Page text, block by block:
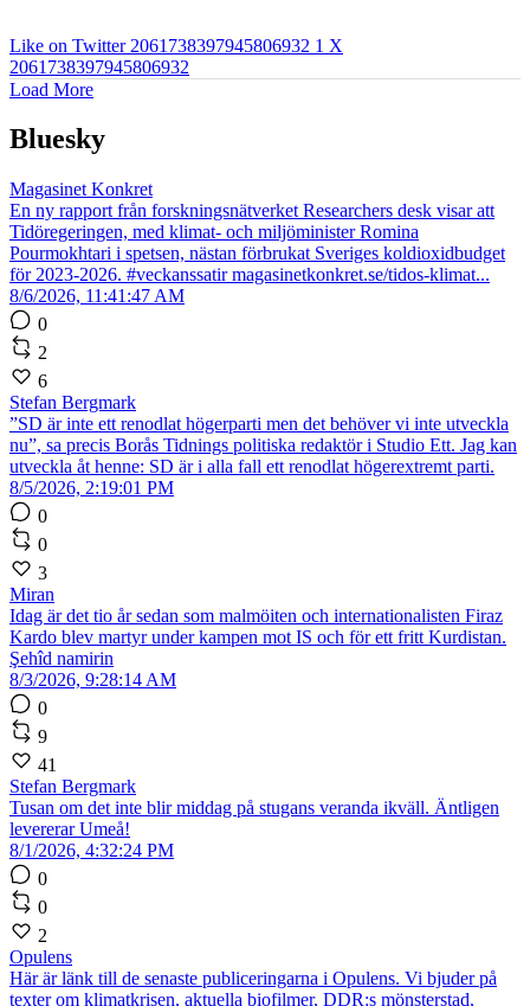
Like on Twitter 2061738397945806932 1 X
2061738397945806932
Load More
Bluesky
Magasinet Konkret
En ny rapport från forskningsnätverket Researchers desk visar att
Tidöregeringen, med klimat- och miljöminister Romina
Pourmokhtari i spetsen, nästan förbrukat Sveriges koldioxidbudget
för 2023-2026. #veckanssatir magasinetkonkret.se/tidos-klimat...
8/6/2026, 11:41:47 AM
0
2
6
Stefan Bergmark
”SD är inte ett renodlat högerparti men det behöver vi inte utveckla
nu”, sa precis Borås Tidnings politiska redaktör i Studio Ett. Jag kan
utveckla åt henne: SD är i alla fall ett renodlat högerextremt parti.
8/5/2026, 2:19:01 PM
0
0
3
Miran
Idag är det tio år sedan som malmöiten och internationalisten Firaz
Kardo blev martyr under kampen mot IS och för ett fritt Kurdistan.
Şehîd namirin
8/3/2026, 9:28:14 AM
0
9
41
Stefan Bergmark
Tusan om det inte blir middag på stugans veranda ikväll. Äntligen
levererar Umeå!
8/1/2026, 4:32:24 PM
0
0
2
Opulens
Här är länk till de senaste publiceringarna i Opulens. Vi bjuder på
texter om klimatkrisen, aktuella biofilmer, DDR:s mönsterstad,